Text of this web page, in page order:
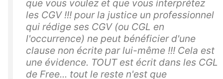
que vous voulez et que vous interprétez
les CGV !!! pour la justice un professionnel
qui rédige ses CGV (ou CGL en
l'occurrence) ne peut bénéficier d'une
clause non écrite par lui-même !!! Cela est
une évidence. TOUT est écrit dans les CGL
de Free... tout le reste n'est que